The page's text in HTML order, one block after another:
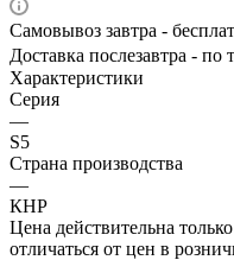
Самовывоз завтра -
Доставка послезавтра -
Характеристики
Серия
—
S5
Страна производства
—
КНР
Цена действительна
отличаться от цен в